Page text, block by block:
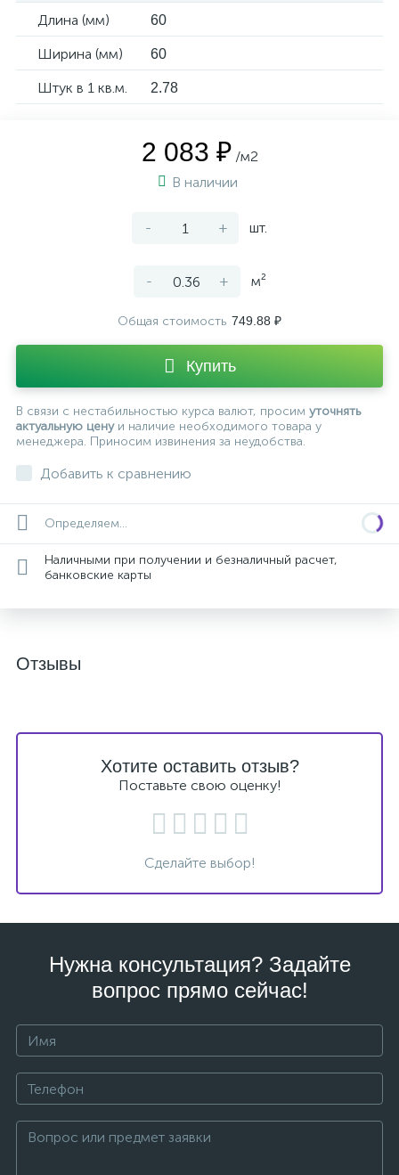
Длина (мм) 60
Ширина (мм) 60
Штук в 1 кв.м. 2.78
2 083 ₽ /м2
В наличии
- + шт.
- + м²
Общая стоимость 749.88 ₽
Купить
В связи с нестабильностью курса валют, просим уточнять
актуальную ценуи наличие необходимого товара у
менеджера. Приносим извинения за неудобства.
Добавить к сравнению
Определяем...
Наличными при получении и безналичный расчет,
банковские карты
Отзывы
Хотите оставить отзыв?
Поставьте свою оценку!
Сделайте выбор!
Нужна консультация? Задайте
вопрос прямо сейчас!